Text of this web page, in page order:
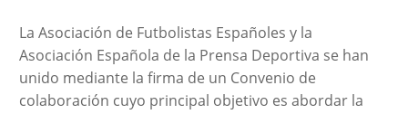
La Asociación de Futbolistas Españoles y la
Asociación Española de la Prensa Deportiva se han
unido mediante la firma de un Convenio de
colaboración cuyo principal objetivo es abordar la